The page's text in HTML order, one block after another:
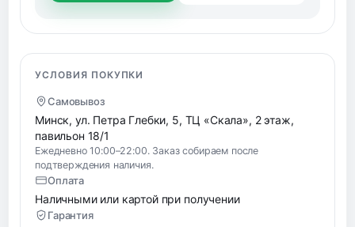
УСЛОВИЯ ПОКУПКИ
Самовывоз
Минск, ул. Петра Глебки, 5, ТЦ «Скала», 2 этаж,
павильон 18/1
Ежедневно 10:00–22:00. Заказ собираем после
подтверждения наличия.
Оплата
Наличными или картой при получении
Гарантия